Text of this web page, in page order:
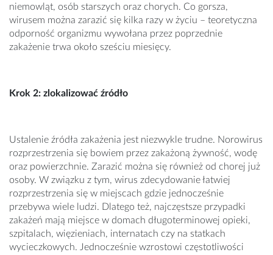
niemowląt, osób starszych oraz chorych. Co gorsza,
wirusem można zarazić się kilka razy w życiu – teoretyczna
odporność organizmu wywołana przez poprzednie
zakażenie trwa około sześciu miesięcy.
Krok 2: zlokalizować źródło
Ustalenie źródła zakażenia jest niezwykle trudne. Norowirus
rozprzestrzenia się bowiem przez zakażoną żywność, wodę
oraz powierzchnie. Zarazić można się również od chorej już
osoby. W związku z tym, wirus zdecydowanie łatwiej
rozprzestrzenia się w miejscach gdzie jednocześnie
przebywa wiele ludzi. Dlatego też, najczęstsze przypadki
zakażeń mają miejsce w domach długoterminowej opieki,
szpitalach, więzieniach, internatach czy na statkach
wycieczkowych. Jednocześnie wzrostowi częstotliwości